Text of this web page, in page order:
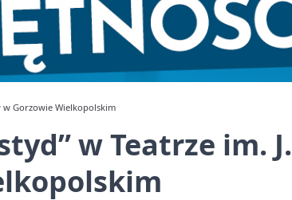
w Gorzowie Wielkopolskim
w Teatrze im. J.